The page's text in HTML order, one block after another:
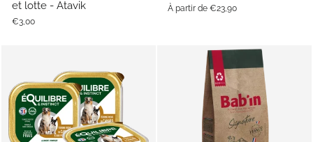
et lotte - Atavik
€3,00
À partir de €23,90